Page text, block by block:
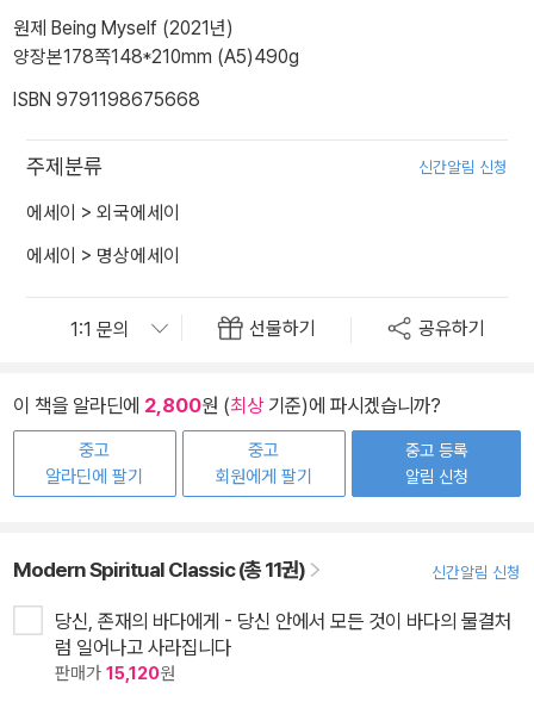
원제 Being Myself (2021년)
양장본178쪽148*210mm (A5)490g
ISBN 9791198675668
주제분류 신간알림 신청
에세이 > 외국에세이
에세이 > 명상에세이
선물하기 공유하기
이 책을 알라딘에 2,800원 (최상기준)에 파시겠습니까?
중고
알라딘에 팔기
중고
회원에게 팔기
중고 등록
알림 신청
Modern Spiritual Classic (총 11권) 신간알림 신청
당신, 존재의 바다에게 - 당신 안에서 모든 것이 바다의 물결처
럼 일어나고 사라집니다
판매가 15,120원